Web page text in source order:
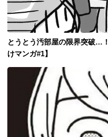
とうとう汚部屋の限界突破…
けマンガ#1】